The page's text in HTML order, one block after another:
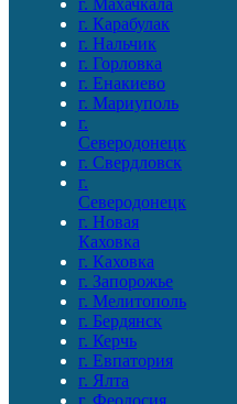
г. Махачкала
г. Карабулак
г. Нальчик
г. Горловка
г. Енакиево
г. Мариуполь
г.
Северодонецк
г. Свердловск
г.
Северодонецк
г. Новая
Каховка
г. Каховка
г. Запорожье
г. Мелитополь
г. Бердянск
г. Керчь
г. Евпатория
г. Ялта
г. Феодосия